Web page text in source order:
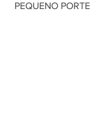
PEQUENO PORTE